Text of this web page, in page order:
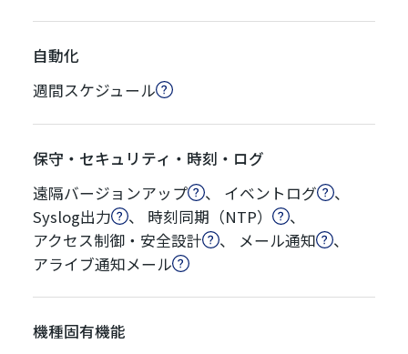
自動化
週間スケジュール
保守・セキュリティ・時刻・ログ
遠隔バージョンアップ
、 イベントログ
、
Syslog出力
、 時刻同期（NTP）
、
アクセス制御・安全設計
、 メール通知
、
アライブ通知メール
機種固有機能